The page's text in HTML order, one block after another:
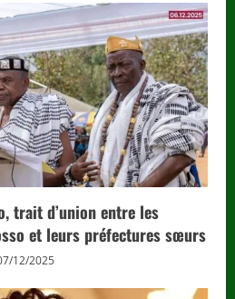
trait d’union entre les
et leurs préfectures sœurs
12/2025